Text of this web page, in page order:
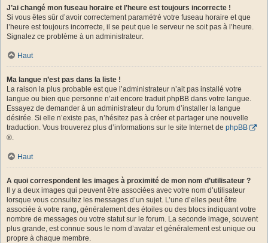
J’ai changé mon fuseau horaire et l’heure est toujours incorrecte !
Si vous êtes sûr d’avoir correctement paramétré votre fuseau horaire et que
l’heure est toujours incorrecte, il se peut que le serveur ne soit pas à l’heure.
Signalez ce problème à un administrateur.
Haut
Ma langue n’est pas dans la liste !
La raison la plus probable est que l’administrateur n’ait pas installé votre
langue ou bien que personne n’ait encore traduit phpBB dans votre langue.
Essayez de demander à un administrateur du forum d’installer la langue
désirée. Si elle n’existe pas, n’hésitez pas à créer et partager une nouvelle
traduction. Vous trouverez plus d’informations sur le site Internet de phpBB
®.
Haut
A quoi correspondent les images à proximité de mon nom d’utilisateur ?
Il y a deux images qui peuvent être associées avec votre nom d’utilisateur
lorsque vous consultez les messages d’un sujet. L’une d’elles peut être
associée à votre rang, généralement des étoiles ou des blocs indiquant votre
nombre de messages ou votre statut sur le forum. La seconde image, souvent
plus grande, est connue sous le nom d’avatar et généralement est unique ou
propre à chaque membre.